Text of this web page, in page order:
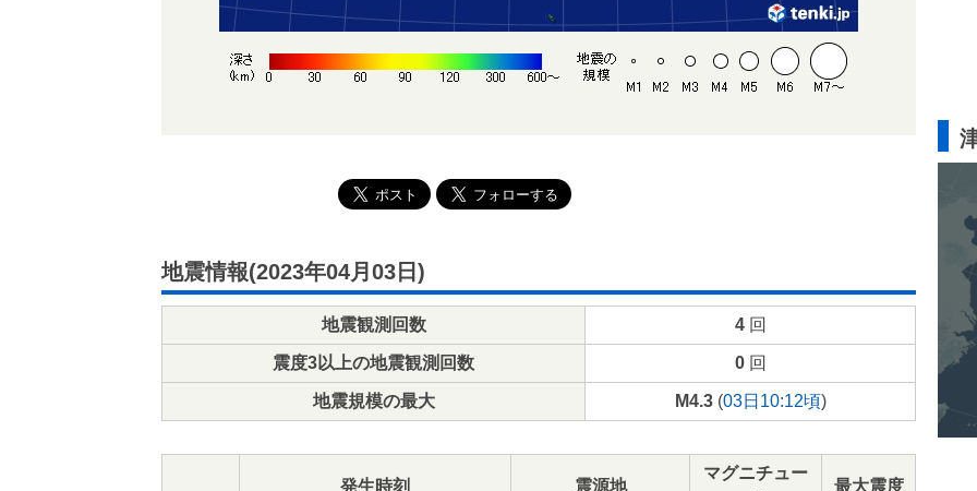
地震情報(2023年04月03日)
地震観測回数 4回
震度3以上の地震観測回数 0回
地震規模の最大 M4.3(03日10:12頃)
発生時刻 震源地
マグニチュー
最大震度